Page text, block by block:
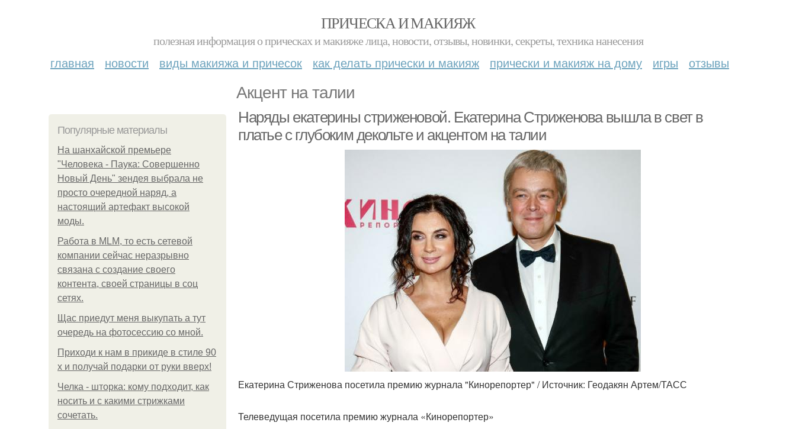
ПРИЧЕСКА И МАКИЯЖ
полезная информация о прическах и макияже лица, новости, отзывы, новинки, секреты, техника нанесения
главная новости виды макияжа и причесок как делать прически и макияж прически и макияж на дому игры отзывы
Акцент на талии
Популярные материалы
На шанхайской премьере
"Человека - Паука: Совершенно
Новый День" зендея выбрала не
просто очередной наряд, а
настоящий артефакт высокой
моды.
Работа в MLM, то есть сетевой
компании сейчас неразрывно
связана с создание своего
контента, своей страницы в соц
сетях.
Щас приедут меня выкупать а тут
очередь на фотосессию со мной.
Приходи к нам в прикиде в стиле 90
х и получай подарки от руки вверх!
Челка - шторка: кому подходит, как
носить и с какими стрижками
сочетать.
Наряды екатерины стриженовой. Екатерина Стриженова вышла в свет в
платье с глубоким декольте и акцентом на талии
Екатерина Стриженова посетила премию журнала "Кинорепортер" / Источник: Геодакян Артем/ТАСС
Телеведущая посетила премию журнала «Кинорепортер»